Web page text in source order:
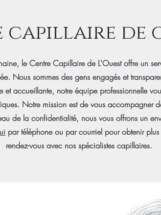
de
le Centre Capillaire de L'Ouest offre un
Nous sommes des gens engagés et
et accueillante, notre équipe professionnelle
Notre mission est de vous accompagner
de la confidentialité, nous vous offrons un
par téléphone ou par courriel pour obtenir
rendez-vous avec nos spécialistes capillaires.